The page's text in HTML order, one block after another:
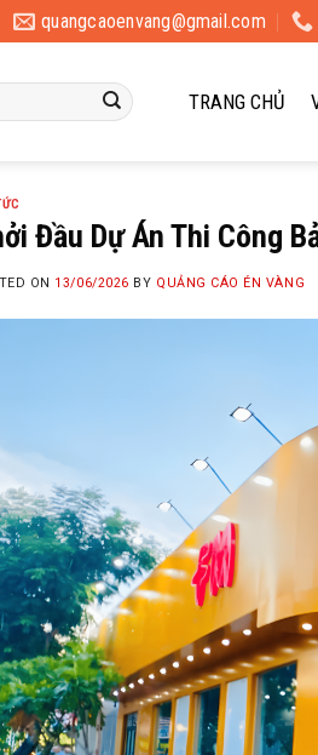
quangcaoenvang@gmail.com
TRANG CHỦ
Đầu Dự Án Thi Công
ON 13/06/2026 BY QUẢNG CÁO ÉN VÀNG